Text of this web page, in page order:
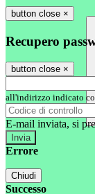
button close ×
Recupero
button close ×
all'indirizzo indicato
E-mail inviata, si
Errore
Chiudi
Successo